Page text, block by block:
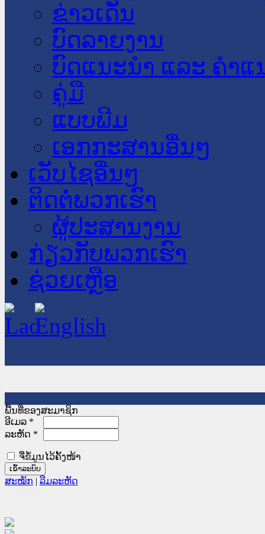
ຂ່າວເດັ່ນ
ບົດລາຍງານ
ບົດແນະນໍາ ແລະ ຄໍາແ
ຄູ່ມື
ແບບພີມ
ເອກກະສານອື່ນໆ
ເວັບໄຊອື່ນໆ
ຕິດຕໍ່ພວກເຮົາ
ຜູ້ປະສານງານ
ກ່ຽວກັບພວກເຮົາ
ຊ່ວຍເຫຼືອ
ພື້ນທີ່ຂອງສະມາຊິກ
ອີເມລ *
ລະຫັດ *
ຈື່ຂໍ້ມູນໄວ້ຄັ້ງໜ້າ
ສະໝັກ | ລືມລະຫັດ